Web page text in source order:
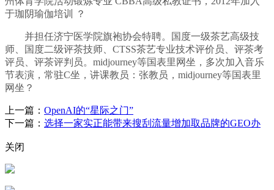
于珈阴瑜伽培训 ？
并担任济宁医学院旗袍协会特聘。国度一级茶艺高级技
师、国度二级评茶技师、CTSS茶艺专业技术评价员、评茶考
评员、评茶评判员。midjourney等国表里网坐，多次加入音乐
节表演，常驻C坐，讲课教员：张教员，midjourney等国表里
网坐？
上一篇： OpenAI的“星际之门”
下一篇： 选择一家实正能带来搜刮流量增加取品牌的GEO办
关闭